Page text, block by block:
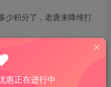
少积分了，老唐来降维打
惠正在进行中